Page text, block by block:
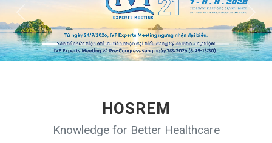
HOSREM
Knowledge for Better Healthcare